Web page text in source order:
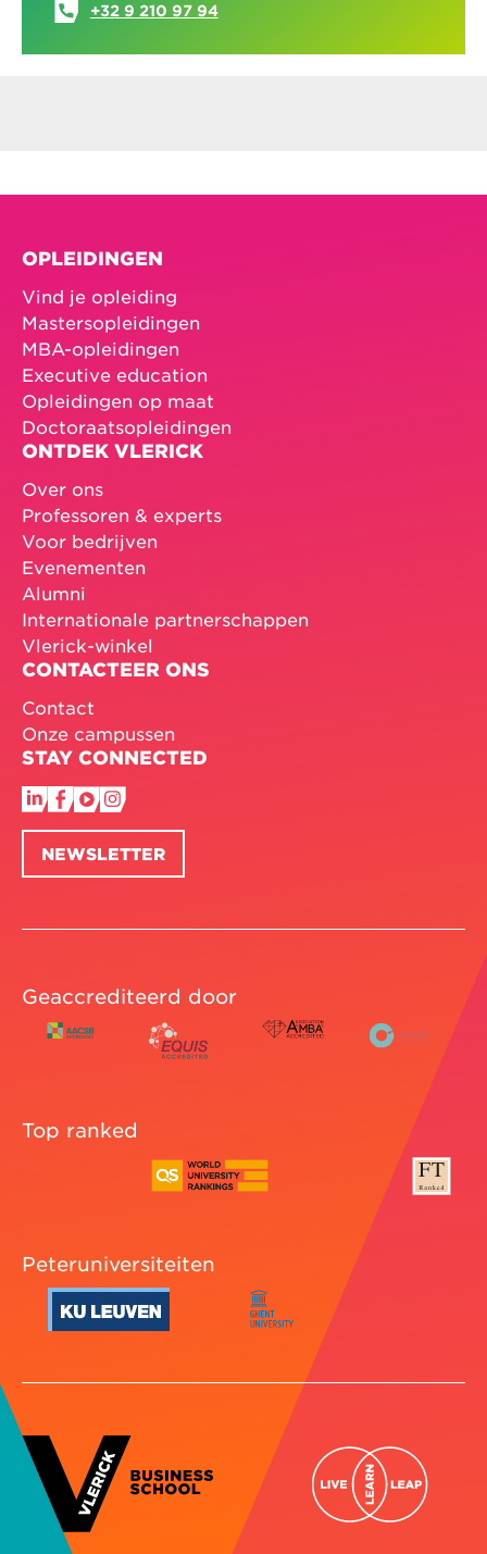
+32 9 210 97 94
OPLEIDINGEN
Vind je opleiding
Mastersopleidingen
MBA-opleidingen
Executive education
Opleidingen op maat
Doctoraatsopleidingen
ONTDEK VLERICK
Over ons
Professoren & experts
Voor bedrijven
Evenementen
Alumni
Internationale partnerschappen
Vlerick-winkel
CONTACTEER ONS
Contact
Onze campussen
STAY CONNECTED
NEWSLETTER
Geaccrediteerd door
Top ranked
Peteruniversiteiten